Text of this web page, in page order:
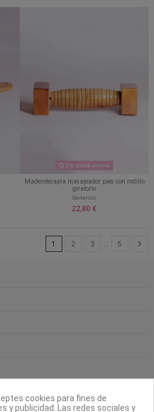
Sin stock online
Maderoterapia masajeador pies con rodillo
giratorio
Generico
22,80 €
1 2 3 5
cookies para fines de
y publicidad. Las redes sociales y